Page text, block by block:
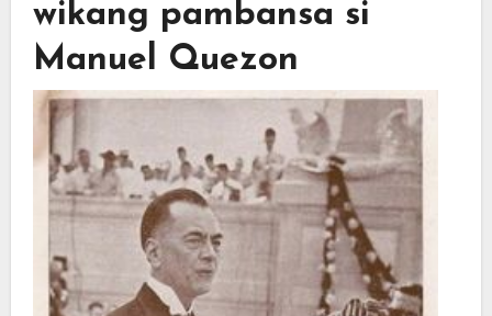
wikang pambansa si
Manuel Quezon